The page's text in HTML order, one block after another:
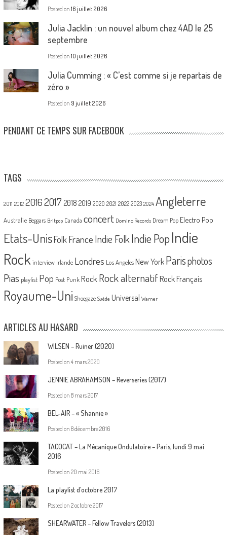
Posted on 16 juillet 2026
Julia Jacklin : un nouvel album chez 4AD le 25
septembre
Posted on 10 juillet 2026
Julia Cumming : « C’est comme si je repartais de
zéro »
Posted on 9 juillet 2026
PENDANT CE TEMPS SUR FACEBOOK
TAGS
2011 2012 20162017 2018 2019 2020 2021 2022 2023 2024 Angleterre
Australie Beggars Britpop Canada concert Domino Records Dream Pop Electro Pop
Etats-UnisFolk France Indie Folk Indie PopIndie
Rock interview Irlande Londres Los Angeles New York Parisphotos
Pias playlist Pop Post Punk Rock Rock alternatif Rock Français
Royaume-Uni Shoegaze Suède Universal Warner
ARTICLES AU HASARD
WILSEN – Ruiner (2020)
Posted on 4 mars 2020
JENNIE ABRAHAMSON – Reverseries (2017)
Posted on 8 mars 2017
BEL-AIR – « Shannie »
Posted on 8 décembre 2016
TACOCAT – La Mécanique Ondulatoire – Paris, lundi 9 mai
2016
Posted on 20 mai 2016
La playlist d’octobre 2017
Posted on 2 octobre 2017
SHEARWATER – Fellow Travelers (2013)